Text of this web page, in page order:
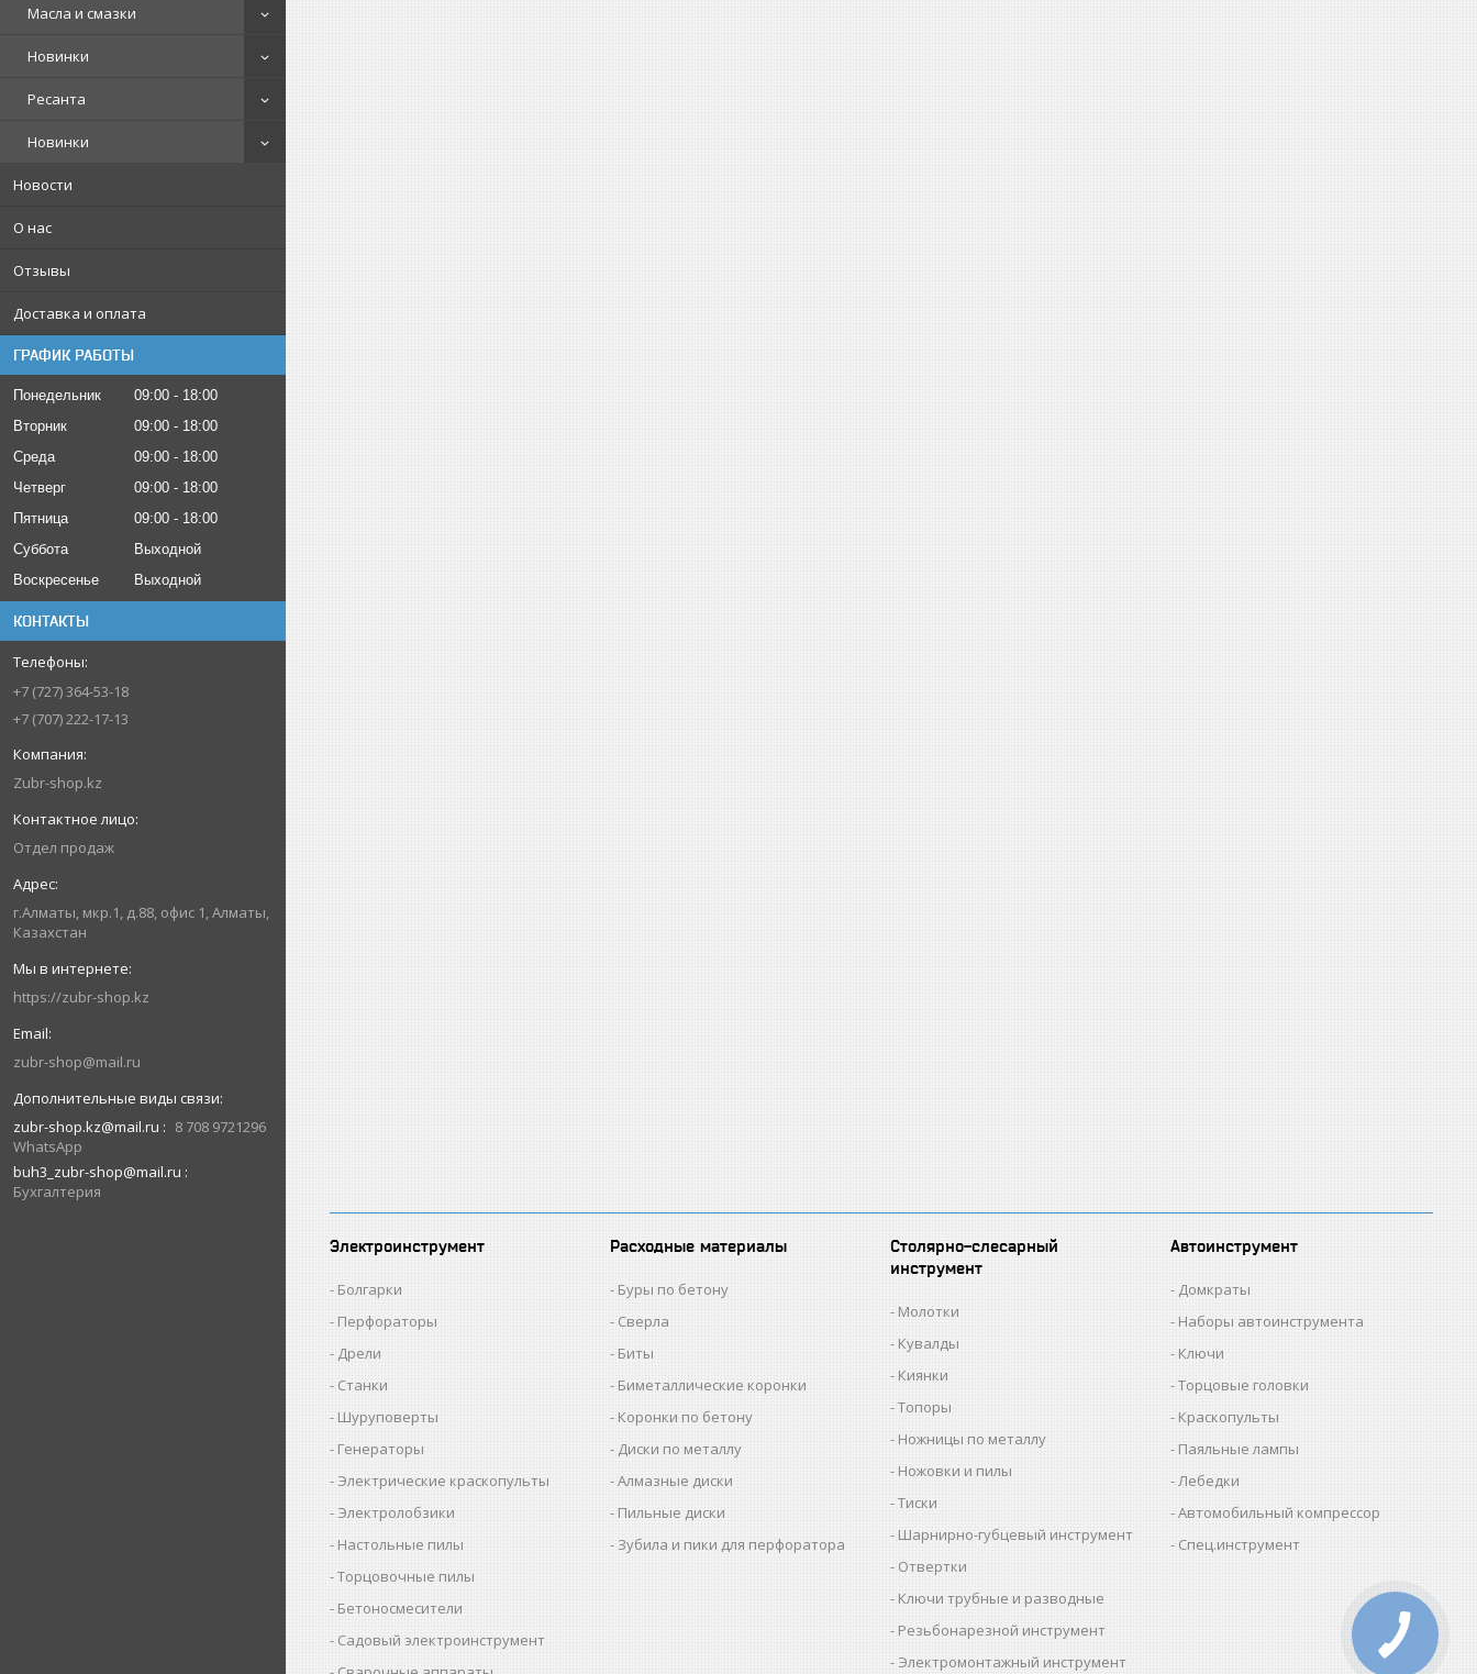
Масла и смазки
Новинки
Ресанта
Новинки
Новости
О нас
Отзывы
Доставка и оплата
ГРАФИК РАБОТЫ
Понедельник 09:00
18:00
Вторник
09:00
18:00
Среда
09:00
18:00
Четверг
09:00
18:00
Пятница
09:00
18:00
Суббота
Выходной
Воскресенье
Выходной
КОНТАКТЫ
+7 (727) 364-53-18
+7 (707) 222-17-13
Zubr-shop.kz
Отдел продаж
г.Алматы, мкр.1, д.88, офис 1, Алматы,
Казахстан
https://zubr-shop.kz
zubr-shop@mail.ru
zubr-shop.kz@mail.ru
8 708 9721296
WhatsApp
buh3_zubr-shop@mail.ru
Бухгалтерия
Электроинструмент
Болгарки
Перфораторы
Дрели
Станки
Шуруповерты
Генераторы
Электрические краскопульты
Электролобзики
Настольные пилы
Торцовочные пилы
Бетоносмесители
Садовый электроинструмент
Расходные материалы
Буры по бетону
Сверла
Биты
Биметаллические коронки
Коронки по бетону
Диски по металлу
Алмазные диски
Пильные диски
Зубила и пики для перфоратора
Столярно-слесарный
инструмент
Молотки
Кувалды
Киянки
Топоры
Ножницы по металлу
Ножовки и пилы
Тиски
Шарнирно-губцевый инструмент
Отвертки
Ключи трубные и разводные
Резьбонарезной инструмент
Электромонтажный инструмент
Автоинструмент
Домкраты
Наборы автоинструмента
Ключи
Торцовые головки
Краскопульты
Паяльные лампы
Лебедки
Автомобильный компрессор
Спец.инструмент